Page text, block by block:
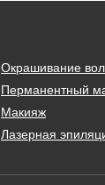
Окрашивание
Перманентный
Макияж
Лазерная